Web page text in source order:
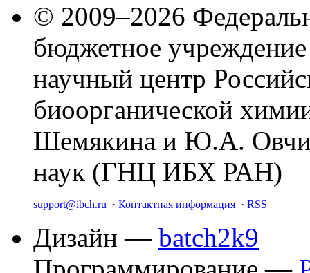
© 2009–2026
бюджетное
научный центр
биоорганической
Шемякина и Ю.А.
наук (ГНЦ ИБХ РАН)
support@ibch.ru · Контактная информация · RSS
Дизайн — batch2k9